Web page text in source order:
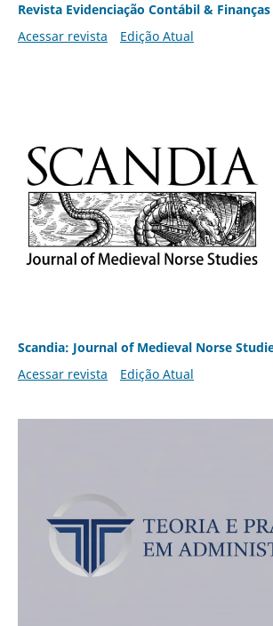
Revista Evidenciação Contábil & Finanças
Acessar revista
Edição Atual
Scandia: Journal of Medieval Norse
Acessar revista
Edição Atual